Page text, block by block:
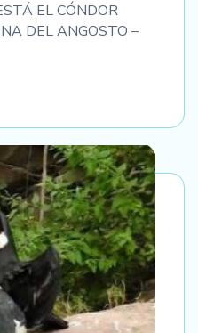
EL CÓNDOR
DEL ANGOSTO –